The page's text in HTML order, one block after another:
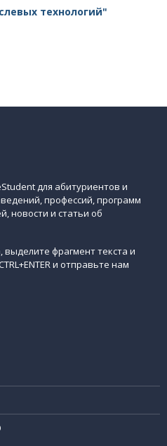
технологий"
для абитуриентов и
профессий, программ
новости и статьи об
фрагмент текста и
и отправьте нам